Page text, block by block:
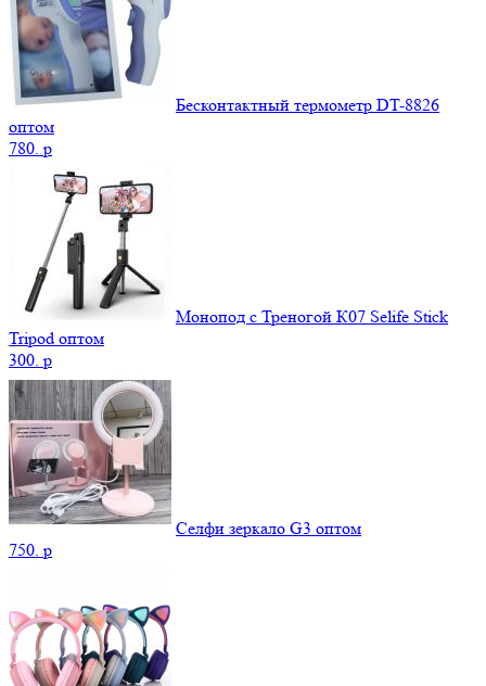
Бесконтактный термометр DT-8826
оптом
780. p
Монопод с Треногой К07 Selife Stick
Tripod оптом
300. p
Селфи зеркало G3 оптом
750. p